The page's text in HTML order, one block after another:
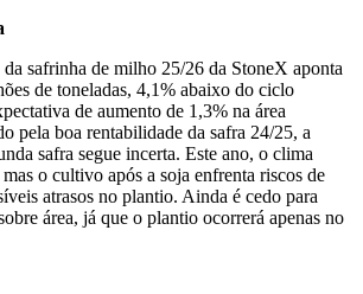
safrinha de milho 25/26 da StoneX aponta
de toneladas, 4,1% abaixo do ciclo
de aumento de 1,3% na área
pela boa rentabilidade da safra 24/25, a
safra segue incerta. Este ano, o clima
o cultivo após a soja enfrenta riscos de
atrasos no plantio. Ainda é cedo para
área, já que o plantio ocorrerá apenas no